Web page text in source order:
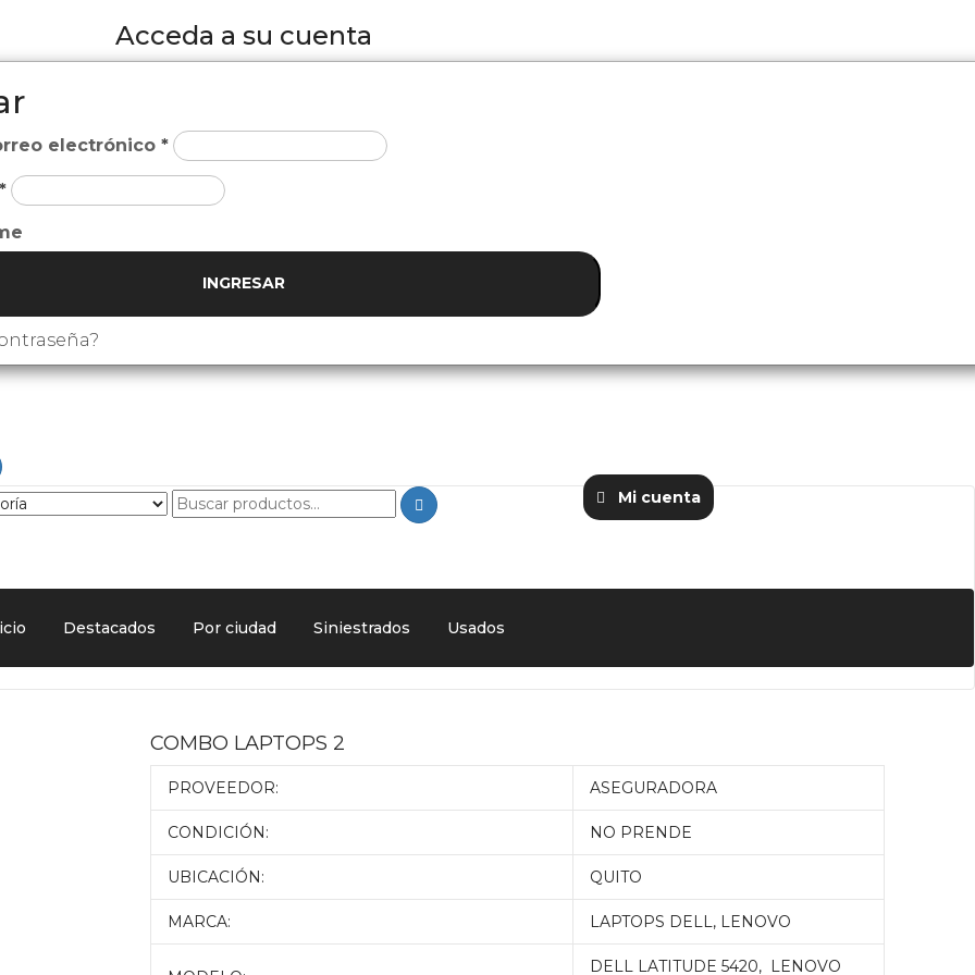
Acceda a su cuenta
electrónico *
*
INGRESAR
Mi cuenta
Destacados Por ciudad Siniestrados Usados
COMBO LAPTOPS 2
PROVEEDOR: ASEGURADORA
CONDICIÓN: NO PRENDE
UBICACIÓN: QUITO
MARCA: LAPTOPS DELL, LENOVO
DELL LATITUDE 5420, LENOVO